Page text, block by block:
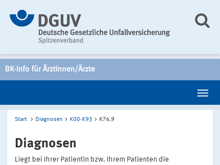
BK-Info für Ärztinnen/Ärzte
Start Diagnosen K00-K93 K76.9
Diagnosen
Liegt bei Ihrer Patientin bzw. Ihrem Patienten die